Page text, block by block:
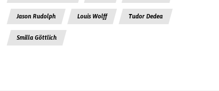
Jason Rudolph Louis Wolff Tudor Dedea
Smilla Göttlich